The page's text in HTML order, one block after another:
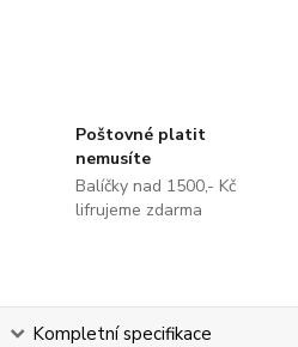
Poštovné platit
nemusíte
Balíčky nad 1500,- Kč
lifrujeme zdarma
Kompletní specifikace